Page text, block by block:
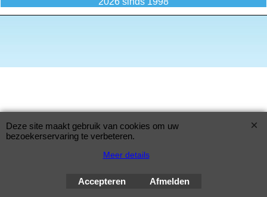
Deze site maakt gebruik van cookies om uw
bezoekerservaring te verbeteren.
Meer details
Accepteren Afmelden